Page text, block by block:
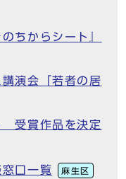
ちからシート』
演会「若者の居
受賞作品を決定
窓口一覧 麻生区